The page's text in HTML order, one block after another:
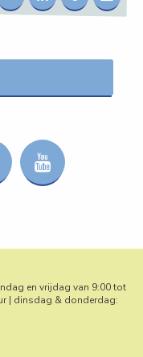
en vrijdag van 9:00 tot
| dinsdag & donderdag: